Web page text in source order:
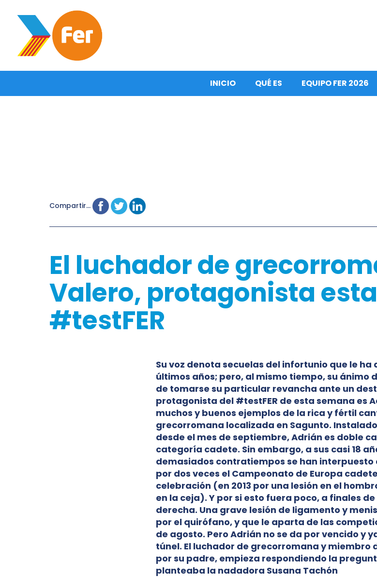
INICIO QUÉ ES EQUIPO FER 2026
Compartir...
El luchador de
Valero, protagonista
#testFER
Su voz denota secuelas del infortunio que le
últimos años; pero, al mismo tiempo, su ánimo
de tomarse su particular revancha ante un
protagonista del #testFER de esta semana es
muchos y buenos ejemplos de la rica y fértil
grecorromana localizada en Sagunto. Instalado
desde el mes de septiembre, Adrián es doble
categoría cadete. Sin embargo, a sus casi 18
demasiados contratiempos se han interpuesto
por dos veces el Campeonato de Europa
celebración (en 2013 por una lesión en el
en la ceja). Y por si esto fuera poco, a finales
derecha. Una grave lesión de ligamento y
por el quirófano, y que le aparta de las
de agosto. Pero Adrián no se da por vencido y
túnel. El luchador de grecorromana y miembro
por su padre, empieza respondiendo la
planteaba la nadadora Susana Tachón